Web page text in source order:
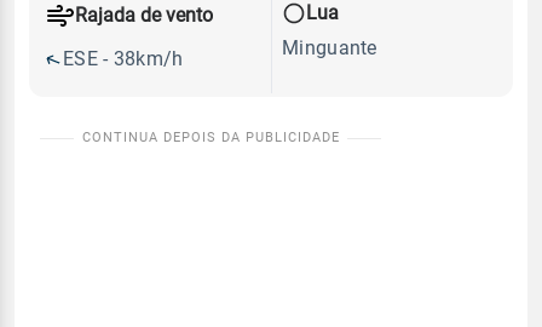
Rajada de vento
ESE - 38km/h
Lua
Minguante